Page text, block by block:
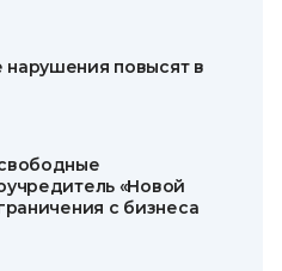
повысят в
«Новой
с бизнеса